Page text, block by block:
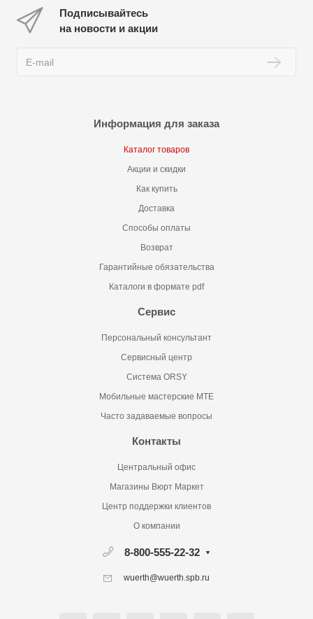
Подписывайтесь
на новости и акции
Информация для заказа
Каталог товаров
Акции и скидки
Как купить
Доставка
Способы оплаты
Возврат
Гарантийные обязательства
Каталоги в формате pdf
Сервис
Персональный консультант
Сервисный центр
Система ORSY
Мобильные мастерские MTE
Часто задаваемые вопросы
Контакты
Центральный офис
Магазины Вюрт Маркет
Центр поддержки клиентов
О компании
8-800-555-22-32
wuerth@wuerth.spb.ru